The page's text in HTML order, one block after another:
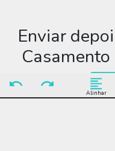
Alinhar
Enviar